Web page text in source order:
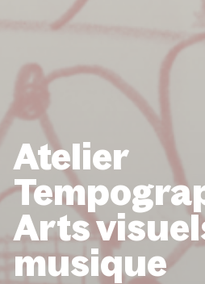
Atelier
Arts
musique